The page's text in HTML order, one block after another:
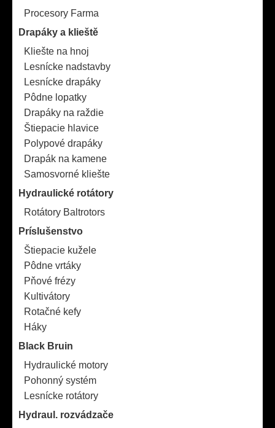
Procesory Farma
Drapáky a klieště
Kliešte na hnoj
Lesnícke nadstavby
Lesnícke drapáky
Pôdne lopatky
Drapáky na raždie
Štiepacie hlavice
Polypové drapáky
Drapák na kamene
Samosvorné kliešte
Hydraulické rotátory
Rotátory Baltrotors
Príslušenstvo
Štiepacie kužele
Pôdne vrtáky
Pňové frézy
Kultivátory
Rotačné kefy
Háky
Black Bruin
Hydraulické motory
Pohonný systém
Lesnícke rotátory
Hydraul. rozvádzače